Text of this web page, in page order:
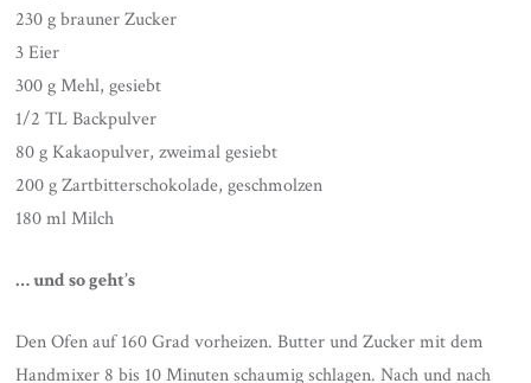
230 g brauner Zucker
3 Eier
300 g Mehl, gesiebt
1/2 TL Backpulver
80 g Kakaopulver, zweimal gesiebt
200 g Zartbitterschokolade, geschmolzen
180 ml Milch
… und so geht’s
Den Ofen auf 160 Grad vorheizen. Butter und Zucker mit dem
Handmixer 8 bis 10 Minuten schaumig schlagen. Nach und nach